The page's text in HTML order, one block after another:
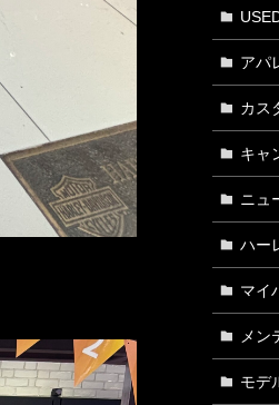
アパ
カス
キャ
ニュ
ハー
マイ
メン
モデ